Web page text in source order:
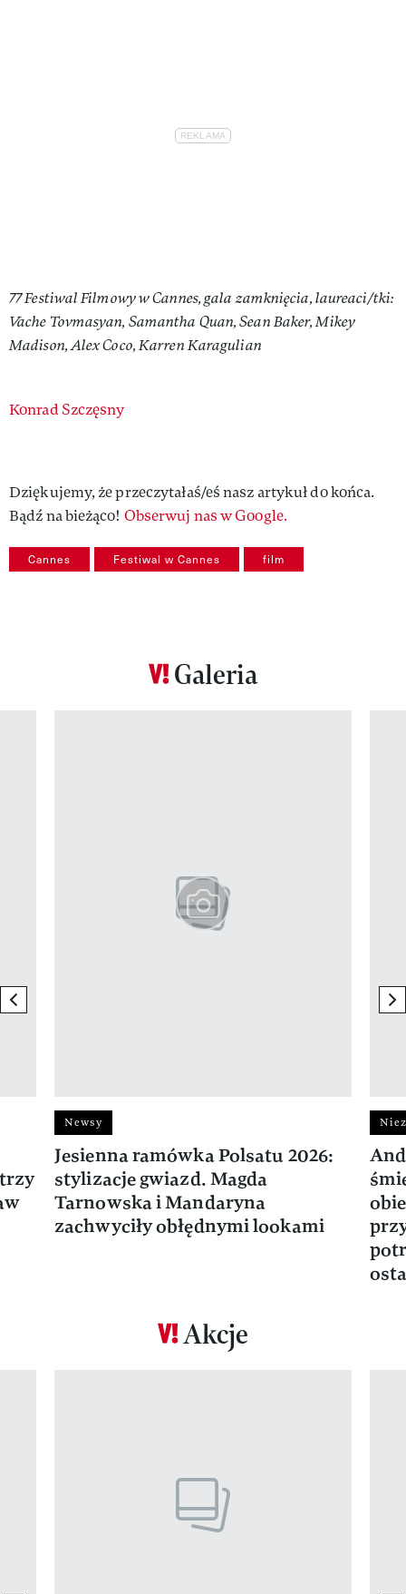
77 Festiwal Filmowy w Cannes, gala zamknięcia, laureaci/tki:
Vache Tovmasyan, Samantha Quan, Sean Baker, Mikey
Madison, Alex Coco, Karren Karagulian
Authors
Konrad Szczęsny
Dziękujemy, że przeczytałaś/eś nasz artykuł do końca.
Bądź na bieżąco! Obserwuj nas w Google.
Cannes Festiwal w Cannes film
Galeria
previous element
Newsy
Jesienna ramówka Polsatu 2026:
stylizacje gwiazd. Magda
Tarnowska i Mandaryna
zachwyciły obłędnymi lookami
Akcje